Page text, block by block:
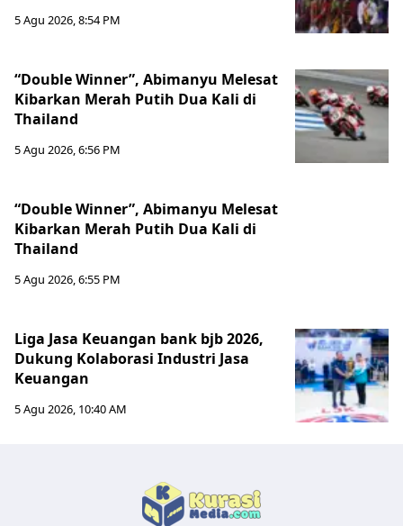
5 Agu 2026, 8:54 PM
“Double Winner”, Abimanyu Melesat
Kibarkan Merah Putih Dua Kali di
Thailand
5 Agu 2026, 6:56 PM
“Double Winner”, Abimanyu Melesat
Kibarkan Merah Putih Dua Kali di
Thailand
5 Agu 2026, 6:55 PM
Liga Jasa Keuangan bank bjb 2026,
Dukung Kolaborasi Industri Jasa
Keuangan
5 Agu 2026, 10:40 AM